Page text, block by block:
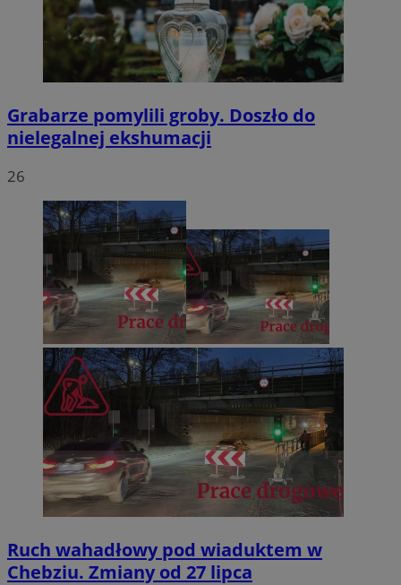
Grabarze pomylili groby. Doszło do
nielegalnej ekshumacji
26
Ruch wahadłowy pod wiaduktem w
Chebziu. Zmiany od 27 lipca